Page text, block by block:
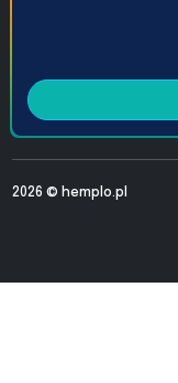
2026 © hemplo.pl